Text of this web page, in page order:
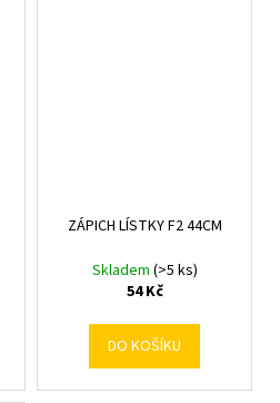
ZÁPICH LÍSTKY F2 44CM
Skladem (>5 ks)
54 Kč
DO KOŠÍKU